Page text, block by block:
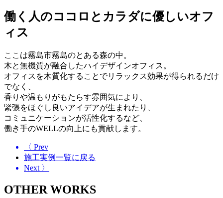
働く人のココロとカラダに優しいオフ
ィス
ここは霧島市霧島のとある森の中。
木と無機質が融合したハイデザインオフィス。
オフィスを木質化することでリラックス効果が得られるだけ
でなく、
香りや温もりがもたらす雰囲気により、
緊張をほぐし良いアイデアが生まれたり、
コミュニケーションが活性化するなど、
働き手のWELLの向上にも貢献します。
〈 Prev
施工実例一覧に戻る
Next 〉
OTHER WORKS